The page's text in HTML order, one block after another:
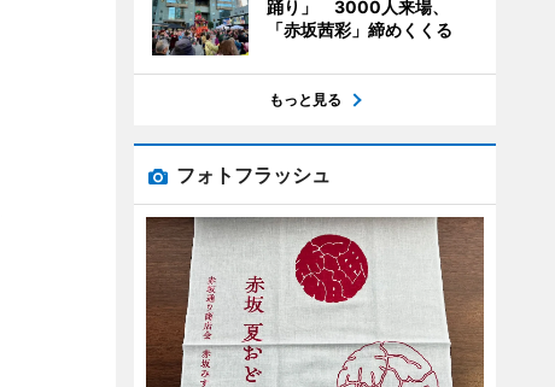
踊り」 3000人来場、
「赤坂茜彩」締めくくる
もっと見る
フォトフラッシュ